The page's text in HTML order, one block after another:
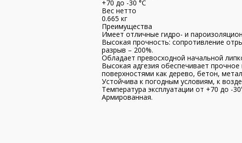
+70 до -30 °С
Вес нетто
0.665 кг
Преимущества
Имеет отличные гидро- и
Высокая прочность: сопротивление
разрыв – 200%.
Обладает превосходной начальной
Высокая адгезия обеспечивает
поверхностями как дерево, бетон,
Устойчива к погодным условиям, к
Температура эксплуатации от +70 до -
Армированная.